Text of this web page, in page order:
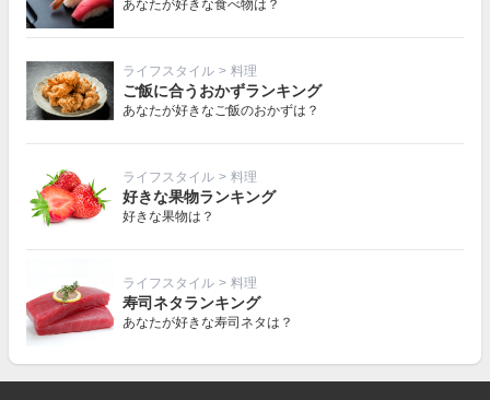
あなたが好きな食べ物は？
ライフスタイル > 料理
ご飯に合うおかずランキング
あなたが好きなご飯のおかずは？
ライフスタイル > 料理
好きな果物ランキング
好きな果物は？
ライフスタイル > 料理
寿司ネタランキング
あなたが好きな寿司ネタは？